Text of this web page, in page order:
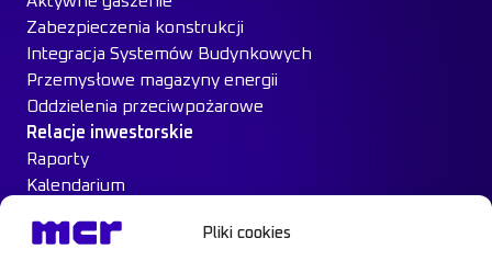
Pliki cookies
Zabezpieczenia konstrukcji
Integracja Systemów Budynkowych
Przemysłowe magazyny energii
Oddzielenia przeciwpożarowe
Relacje inwestorskie
Raporty
Kalendarium
Materiały inwestorskie